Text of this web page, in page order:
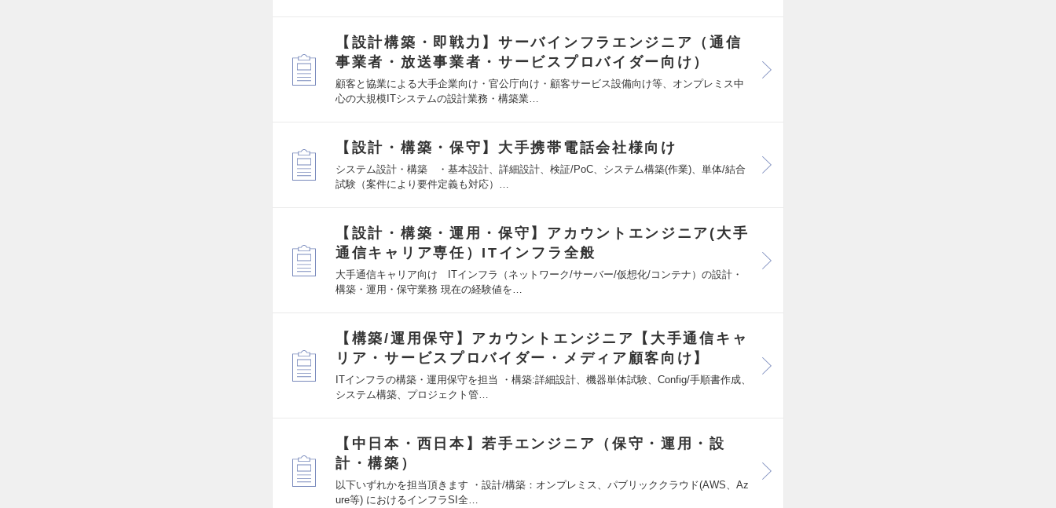
【設計構築・即戦力】サーバインフラエンジニア（通信
事業者・放送事業者・サービスプロバイダー向け）
顧客と協業による大手企業向け・官公庁向け・顧客サービス設備向け等、オンプレミス中
心の大規模ITシステムの設計業務・構築業…
【設計・構築・保守】大手携帯電話会社様向け
システム設計・構築 ・基本設計、詳細設計、検証/PoC、システム構築(作業)、単体/結合
試験（案件により要件定義も対応）…
【設計・構築・運用・保守】アカウントエンジニア(大手
通信キャリア専任）ITインフラ全般
大手通信キャリア向け ITインフラ（ネットワーク/サーバー/仮想化/コンテナ）の設計・
構築・運用・保守業務 現在の経験値を…
【構築/運用保守】アカウントエンジニア【大手通信キャ
リア・サービスプロバイダー・メディア顧客向け】
ITインフラの構築・運用保守を担当 ・構築:詳細設計、機器単体試験、Config/手順書作成、
システム構築、プロジェクト管…
【中日本・西日本】若手エンジニア（保守・運用・設
計・構築）
以下いずれかを担当頂きます ・設計/構築：オンプレミス、パブリッククラウド(AWS、Az
ure等) におけるインフラSI全…